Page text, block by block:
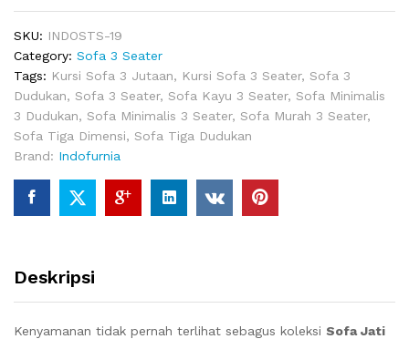
SKU: INDOSTS-19
Category: Sofa 3 Seater
Tags: Kursi Sofa 3 Jutaan, Kursi Sofa 3 Seater, Sofa 3
Dudukan, Sofa 3 Seater, Sofa Kayu 3 Seater, Sofa Minimalis
3 Dudukan, Sofa Minimalis 3 Seater, Sofa Murah 3 Seater,
Sofa Tiga Dimensi, Sofa Tiga Dudukan
Brand: Indofurnia
Deskripsi
Kenyamanan tidak pernah terlihat sebagus koleksi Sofa Jati